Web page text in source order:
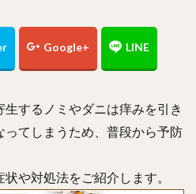
するノミやダニは痒みを引き
ってしまうため、普段から予防
や対処法をご紹介します。